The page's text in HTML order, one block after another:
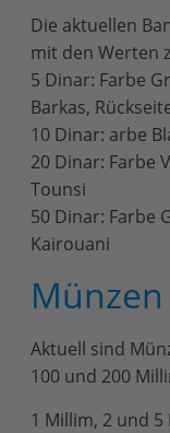
Die aktuellen
mit den Werten
5 Dinar: Farbe
Barkas,
10 Dinar: arbe
20 Dinar: Farbe
Tounsi
50 Dinar: Farbe
Kairouani
Aktuell sind
100 und 200
1 Millim, 2 und